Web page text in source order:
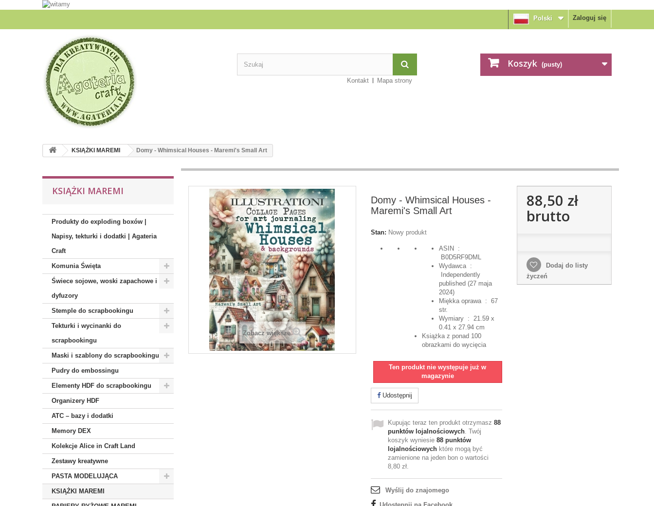
Zaloguj się
Polski
Koszyk (pusty)
Kontakt Mapa strony
KSIĄŻKI MAREMI Domy - Whimsical Houses - Maremi's Small Art
KSIĄŻKI MAREMI
Produkty do exploding boxów |
Napisy, tekturki i dodatki | Agateria
Craft
Komunia Święta
Świece sojowe, woski zapachowe i
dyfuzory
Stemple do scrapbookingu
Tekturki i wycinanki do
scrapbookingu
Maski i szablony do scrapbookingu
Pudry do embossingu
Elementy HDF do scrapbookingu
Organizery HDF
ATC – bazy i dodatki
Memory DEX
Kolekcje Alice in Craft Land
Zestawy kreatywne
PASTA MODELUJĄCA
KSIĄŻKI MAREMI
Zobacz większe
Domy - Whimsical Houses -
Maremi's Small Art
Stan: Nowy produkt
ASIN ‏ :
B0D5RF9DML
Wydawca ‏ :
Independently
published (27 maja
2024)
Miękka oprawa ‏ : ‎ 67
str.
Wymiary ‏ : ‎ 21.59 x
0.41 x 27.94 cm
Książka z ponad 100
obrazkami do wycięcia
Ten produkt nie występuje już w
magazynie
Udostępnij
Kupując teraz ten produkt otrzymasz 88
punktów lojalnościowych. Twój
koszyk wyniesie 88 punktów
lojalnościowych które mogą być
zamienione na jeden bon o wartości
8,80 zł.
Wyślij do znajomego
88,50 zł
brutto
Dodaj do listy
życzeń